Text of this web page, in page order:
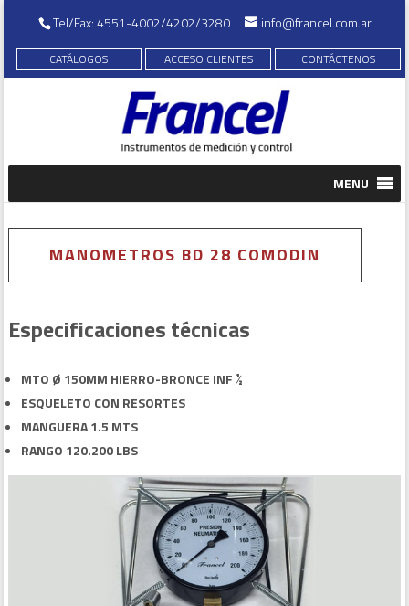
Tel/Fax: 4551-4002/4202/3280 info@francel.com.ar
CONTÁCTENOS
ACCESO CLIENTES
CATÁLOGOS
MENU
MANOMETROS BD 28 COMODIN
Especificaciones técnicas
MTO Ø 150MM HIERRO-BRONCE INF ½
ESQUELETO CON RESORTES
MANGUERA 1.5 MTS
RANGO 120.200 LBS